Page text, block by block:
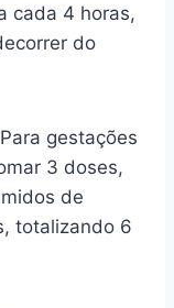
cada 4 horas,
do
gestações
3 doses,
de
totalizando 6